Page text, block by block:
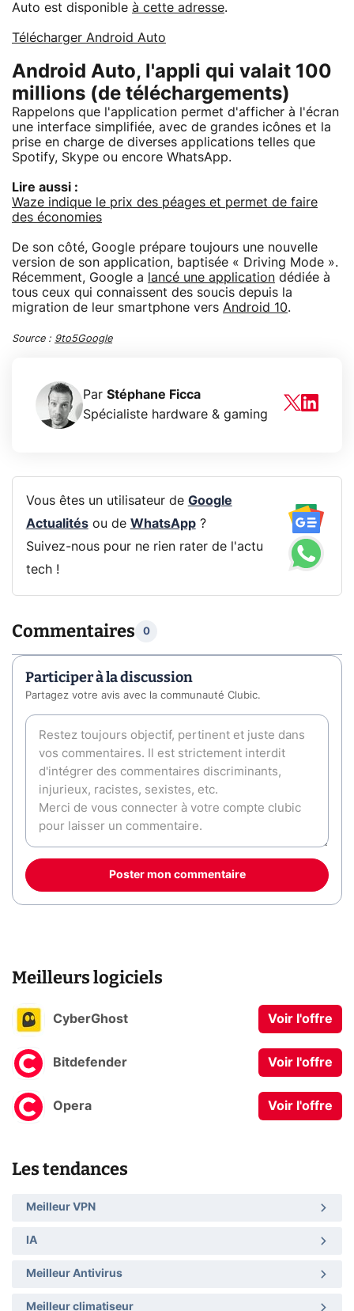
Auto est disponible à cette adresse.
Télécharger Android Auto
Android Auto, l'appli qui valait 100
millions (de téléchargements)
Rappelons que l'application permet d'afficher à l'écran
une interface simplifiée, avec de grandes icônes et la
prise en charge de diverses applications telles que
Spotify, Skype ou encore WhatsApp.
Lire aussi :
Waze indique le prix des péages et permet de faire
des économies
De son côté, Google prépare toujours une nouvelle
version de son application, baptisée « Driving Mode ».
Récemment, Google a
lancé une application dédiée à
tous ceux qui connaissent des soucis depuis la
migration de leur smartphone vers Android 10.
Source : 9to5Google
Par Stéphane Ficca
Spécialiste hardware & gaming
Vous êtes un utilisateur de Google
Actualitésou de WhatsApp?
Suivez-nous pour ne rien rater de l'actu
tech !
Commentaires 0
Participer à la discussion
Partagez votre avis avec la communauté Clubic.
Poster mon commentaire
Meilleurs logiciels
CyberGhost Voir l'offre
Bitdefender Voir l'offre
Opera Voir l'offre
Les tendances
Meilleur VPN
IA
Meilleur Antivirus
Meilleur climatiseur